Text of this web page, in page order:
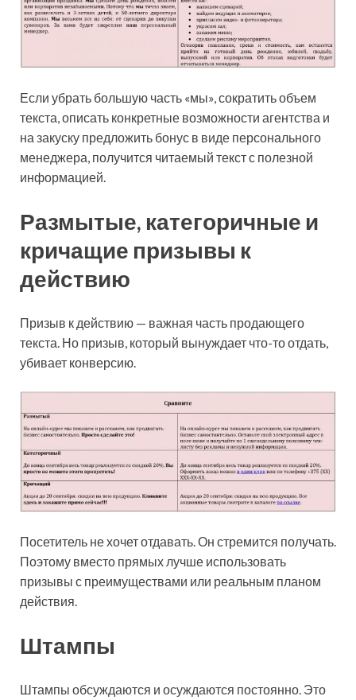
Если убрать большую часть «мы», сократить объем
текста, описать конкретные возможности агентства и
на закуску предложить бонус в виде персонального
менеджера, получится читаемый текст с полезной
информацией.
Размытые, категоричные и
кричащие призывы к
действию
Призыв к действию — важная часть продающего
текста. Но призыв, который вынуждает что-то отдать,
убивает конверсию.
Посетитель не хочет отдавать. Он стремится получать.
Поэтому вместо прямых лучше использовать
призывы с преимуществами или реальным планом
действия.
Штампы
Штампы обсуждаются и осуждаются постоянно. Это